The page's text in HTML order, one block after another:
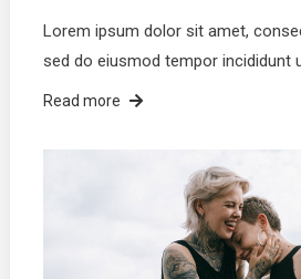
Lorem ipsum dolor sit amet,
sed do eiusmod tempor incididunt
Read more